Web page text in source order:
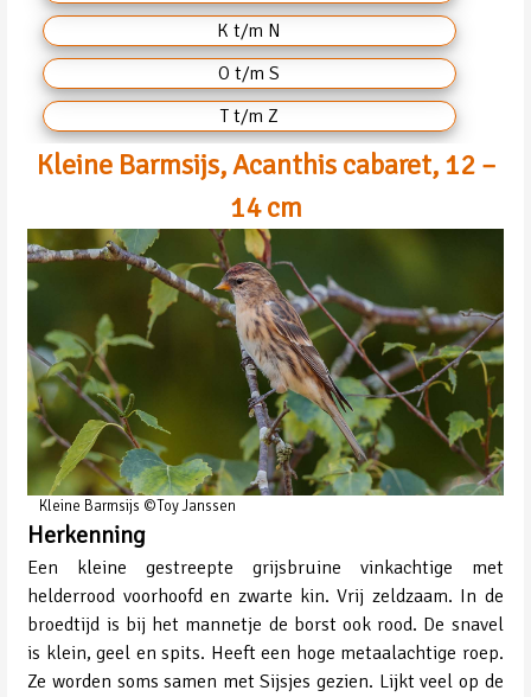
K t/m N
O t/m S
T t/m Z
Kleine Barmsijs, Acanthis cabaret, 12 –
14 cm
Kleine Barmsijs ©Toy Janssen
Herkenning
Een kleine gestreepte grijsbruine vinkachtige met
helderrood voorhoofd en zwarte kin. Vrij zeldzaam. In de
broedtijd is bij het mannetje de borst ook rood. De snavel
is klein, geel en spits. Heeft een hoge metaalachtige roep.
Ze worden soms samen met Sijsjes gezien. Lijkt veel op de